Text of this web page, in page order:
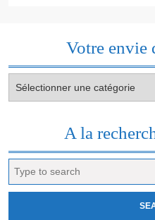
Votre
envie
A la
for: